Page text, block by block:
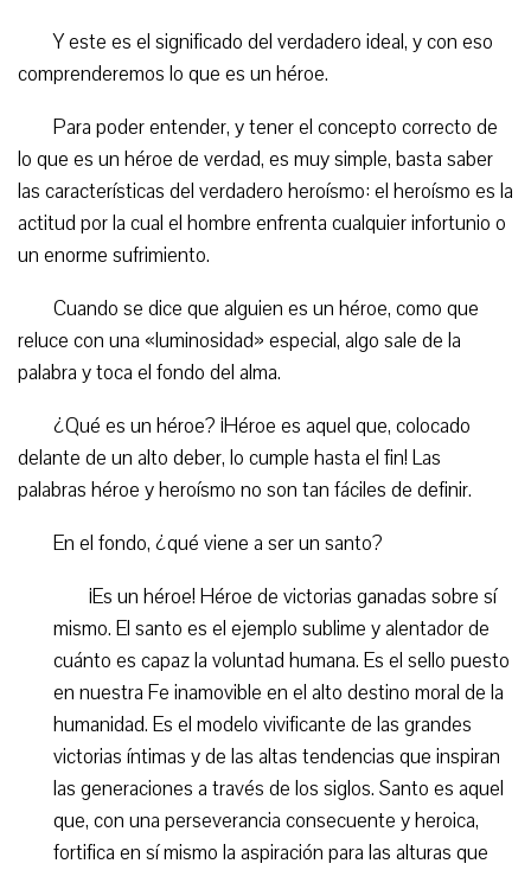
Y este es el significado del verdadero ideal, y con eso
comprenderemos lo que es un héroe.
Para poder entender, y tener el concepto correcto de
lo que es un héroe de verdad, es muy simple, basta saber
las características del verdadero heroísmo: el heroísmo es la
actitud por la cual el hombre enfrenta cualquier infortunio o
un enorme sufrimiento.
Cuando se dice que alguien es un héroe, como que
reluce con una «luminosidad» especial, algo sale de la
palabra y toca el fondo del alma.
¿Qué es un héroe? ¡Héroe es aquel que, colocado
delante de un alto deber, lo cumple hasta el fin! Las
palabras héroe y heroísmo no son tan fáciles de definir.
En el fondo, ¿qué viene a ser un santo?
¡Es un héroe! Héroe de victorias ganadas sobre sí
mismo. El santo es el ejemplo sublime y alentador de
cuánto es capaz la voluntad humana. Es el sello puesto
en nuestra Fe inamovible en el alto destino moral de la
humanidad. Es el modelo vivificante de las grandes
victorias íntimas y de las altas tendencias que inspiran
las generaciones a través de los siglos. Santo es aquel
que, con una perseverancia consecuente y heroica,
fortifica en sí mismo la aspiración para las alturas que